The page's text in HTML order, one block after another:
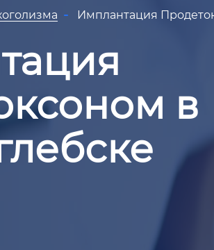
Имплантация
в